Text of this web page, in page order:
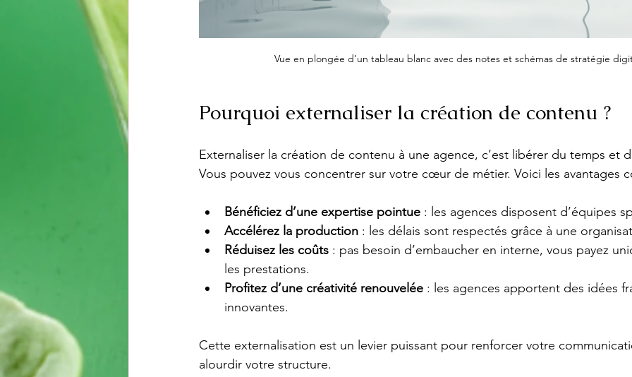
Vue en plongée d’un tableau blanc avec des notes et schémas de stratégie
Pourquoi externaliser la création de contenu ?
Externaliser la création de contenu à une agence, c’est libérer du temps et
Vous pouvez vous concentrer sur votre cœur de métier. Voici les avantages
Bénéficiez d’une expertise pointue : les agences disposent d’équipes
Accélérez la production : les délais sont respectés grâce à une
Réduisez les coûts : pas besoin d’embaucher en interne, vous payez
les prestations.
Profitez d’une créativité renouvelée : les agences apportent des idées
innovantes.
Cette externalisation est un levier puissant pour renforcer votre
alourdir votre structure.